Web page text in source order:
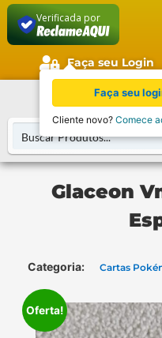
Verificada por
Faça seu Login
Glaceon
Categoria: Cartas
Oferta!
Faça seu
Cliente novo? Comece